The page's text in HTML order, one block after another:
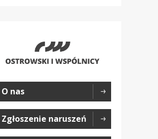
O nas
Zgłoszenie naruszeń